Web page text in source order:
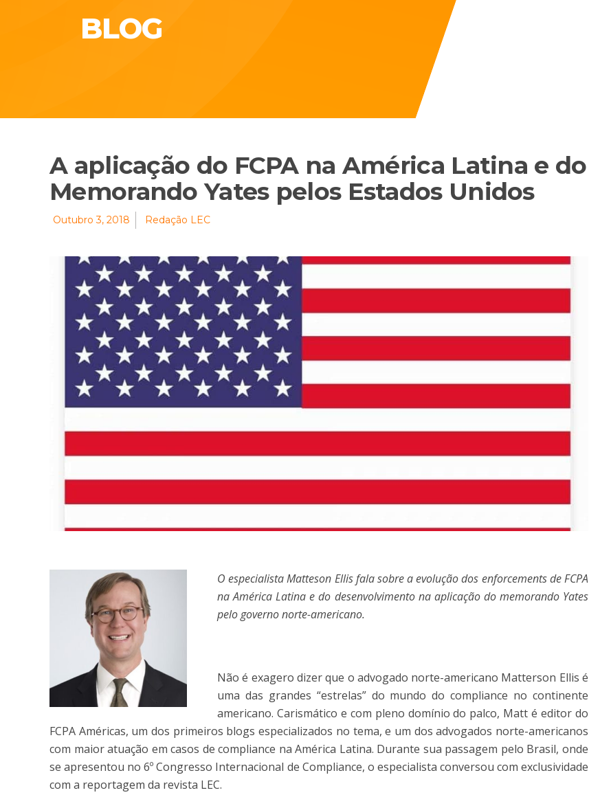
BLOG
A aplicação do FCPA na América Latina e do
Memorando Yates pelos Estados Unidos
Outubro 3, 2018 Redação LEC
O especialista Matteson Ellis fala sobre a evolução dos enforcements de FCPA
na América Latina e do desenvolvimento na aplicação do memorando Yates
pelo governo norte-americano.
Não é exagero dizer que o advogado norte-americano Matterson Ellis é
uma das grandes “estrelas” do mundo do compliance no continente
americano. Carismático e com pleno domínio do palco, Matt é editor do
FCPA Américas, um dos primeiros blogs especializados no tema, e um dos advogados norte-americanos
com maior atuação em casos de compliance na América Latina. Durante sua passagem pelo Brasil, onde
se apresentou no 6º Congresso Internacional de Compliance, o especialista conversou com exclusividade
com a reportagem da revista LEC.